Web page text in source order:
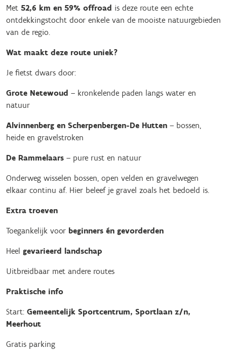
Met 52,6 km en 59% offroad is deze route een echte
ontdekkingstocht door enkele van de mooiste natuurgebieden
van de regio.
Wat maakt deze route uniek?
Je fietst dwars door:
Grote Netewoud – kronkelende paden langs water en
natuur
Alvinnenberg en Scherpenbergen-De Hutten – bossen,
heide en gravelstroken
De Rammelaars – pure rust en natuur
Onderweg wisselen bossen, open velden en gravelwegen
elkaar continu af. Hier beleef je gravel zoals het bedoeld is.
Extra troeven
Toegankelijk voor beginners én gevorderden
Heel gevarieerd landschap
Uitbreidbaar met andere routes
Praktische info
Start: Gemeentelijk Sportcentrum, Sportlaan z/n,
Meerhout
Gratis parking